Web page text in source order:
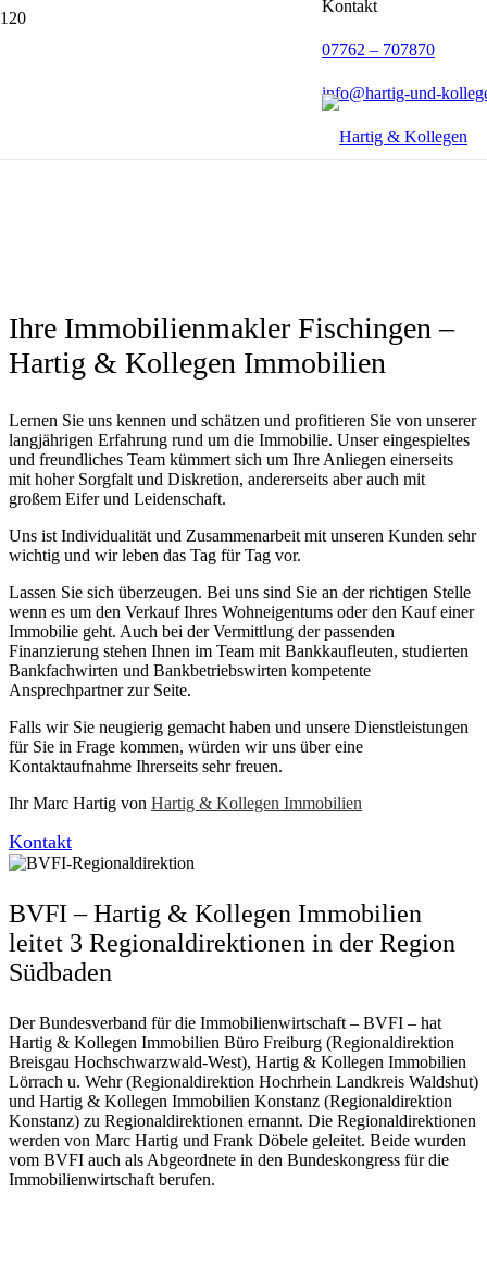
Kontakt
07762 – 707870
info@hartig-und-
Ihre Immobilienmakler Fischingen –
Hartig & Kollegen Immobilien
Lernen Sie uns kennen und schätzen und profitieren Sie von unserer
langjährigen Erfahrung rund um die Immobilie. Unser eingespieltes
und freundliches Team kümmert sich um Ihre Anliegen einerseits
mit hoher Sorgfalt und Diskretion, andererseits aber auch mit
großem Eifer und Leidenschaft.
Uns ist Individualität und Zusammenarbeit mit unseren Kunden sehr
wichtig und wir leben das Tag für Tag vor.
Lassen Sie sich überzeugen. Bei uns sind Sie an der richtigen Stelle
wenn es um den Verkauf Ihres Wohneigentums oder den Kauf einer
Immobilie geht. Auch bei der Vermittlung der passenden
Finanzierung stehen Ihnen im Team mit Bankkaufleuten, studierten
Bankfachwirten und Bankbetriebswirten kompetente
Ansprechpartner zur Seite.
Falls wir Sie neugierig gemacht haben und unsere Dienstleistungen
für Sie in Frage kommen, würden wir uns über eine
Kontaktaufnahme Ihrerseits sehr freuen.
Ihr Marc Hartig von Hartig & Kollegen Immobilien
Kontakt
BVFI – Hartig & Kollegen Immobilien
leitet 3 Regionaldirektionen in der Region
Südbaden
Der Bundesverband für die Immobilienwirtschaft – BVFI – hat
Hartig & Kollegen Immobilien Büro Freiburg (Regionaldirektion
Breisgau Hochschwarzwald-West), Hartig & Kollegen Immobilien
Lörrach u. Wehr (Regionaldirektion Hochrhein Landkreis Waldshut)
und Hartig & Kollegen Immobilien Konstanz (Regionaldirektion
Konstanz) zu Regionaldirektionen ernannt. Die Regionaldirektionen
werden von Marc Hartig und Frank Döbele geleitet. Beide wurden
vom BVFI auch als Abgeordnete in den Bundeskongress für die
Immobilienwirtschaft berufen.